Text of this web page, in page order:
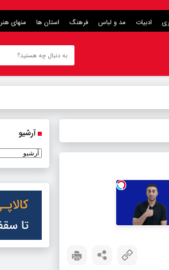
ادبیات مد و لباس فرهنگ استان ها منهای هنر
آرشیو